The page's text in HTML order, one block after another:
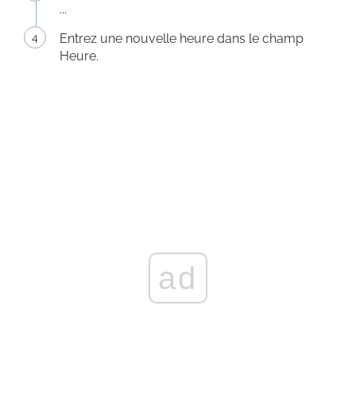
...
Entrez une nouvelle heure dans le champ
Heure.
ad